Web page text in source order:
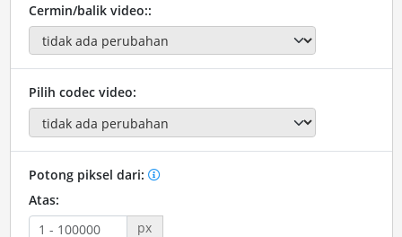
Cermin/balik video::
Pilih codec video:
Potong piksel dari:
Atas:
px